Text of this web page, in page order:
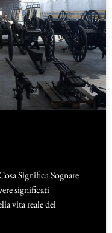
Significa Sognare
significati
vita reale del